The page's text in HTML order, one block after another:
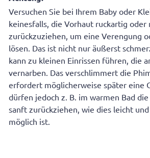
Versuchen Sie bei Ihrem Baby oder
keinesfalls, die Vorhaut ruckartig
zurückzuziehen, um eine Verengung
lösen. Das ist nicht nur äußerst
kann zu kleinen Einrissen führen, die
vernarben. Das verschlimmert die
erfordert möglicherweise später eine
dürfen jedoch z. B. im warmen Bad
sanft zurückziehen, wie dies leicht
möglich ist.